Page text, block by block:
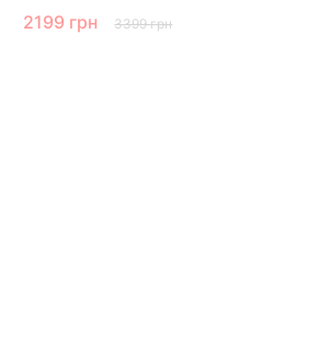
2199 грн 3399 грн